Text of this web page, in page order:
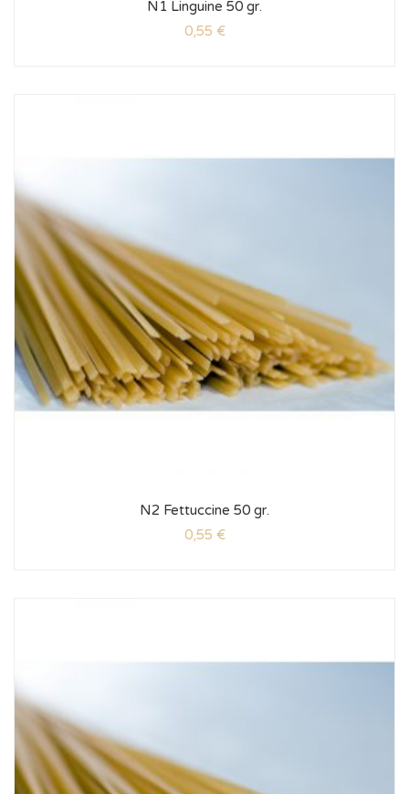
N1 Linguine 50 gr.
0,55 €
N2 Fettuccine 50 gr.
0,55 €